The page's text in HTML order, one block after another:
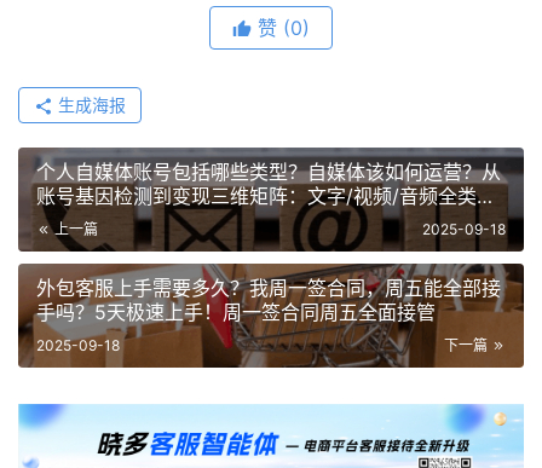
赞 (0)
生成海报
个人自媒体账号包括哪些类型？自媒体该如何运营？从
账号基因检测到变现三维矩阵：文字/视频/音频全类型
拆解×百万播放实操指南！
上一篇 2025-09-18
外包客服上手需要多久？我周一签合同，周五能全部接
手吗？5天极速上手！周一签合同周五全面接管
下一篇
2025-09-18